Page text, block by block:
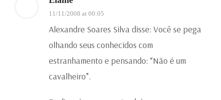
11/11/2008 at 00:05
Alexandre Soares Silva disse: Você se pega
olhando seus conhecidos com
estranhamento e pensando: “Não é um
cavalheiro”.